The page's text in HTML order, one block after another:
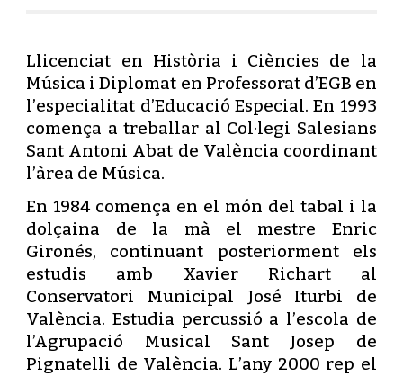
Llicenciat en Història i Ciències de la
Música i Diplomat en Professorat d’EGB en
l’especialitat d’Educació Especial. En 1993
comença a treballar al Col·legi Salesians
Sant Antoni Abat de València coordinant
l’àrea de Música.
En 1984 comença en el món del tabal i la
dolçaina de la mà el mestre Enric
Gironés, continuant posteriorment els
estudis amb Xavier Richart al
Conservatori Municipal José Iturbi de
València. Estudia percussió a l’escola de
l’Agrupació Musical Sant Josep de
Pignatelli de València. L’any 2000 rep el